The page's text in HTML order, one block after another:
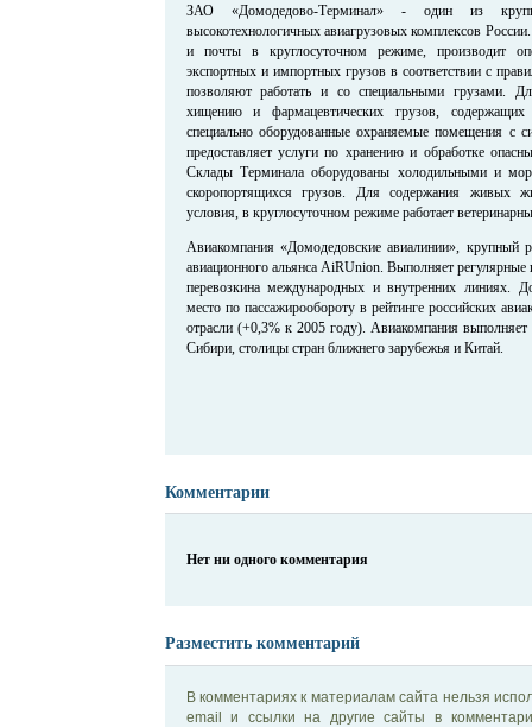
ЗАО «Домодедово-Терминал» - один из
высокотехнологичных авиагрузовых комплексов
и почты в круглосуточном режиме, производит
экспортных и импортных грузов в соответствии с
позволяют работать и со специальными грузами.
хищению и фармацевтических грузов, содержащих
специально оборудованные охраняемые помещения с
предоставляет услуги по хранению и обработке
Склады Терминала оборудованы холодильными и
скоропортящихся грузов. Для содержания живых
условия, в круглосуточном режиме работает
Авиакомпания «Домодедовские авиалинии», крупный
авиационного альянса AiRUnion. Выполняет регулярные
перевозкина международных и внутренних линиях.
место по пассажирообороту в рейтинге российских
отрасли (+0,3% к 2005 году). Авиакомпания
Сибири, столицы стран ближнего зарубежья и Китай.
Комментарии
Нет ни одного комментария
Разместить комментарий
В комментариях к материалам сайта нельзя
email и ссылки на другие сайты в